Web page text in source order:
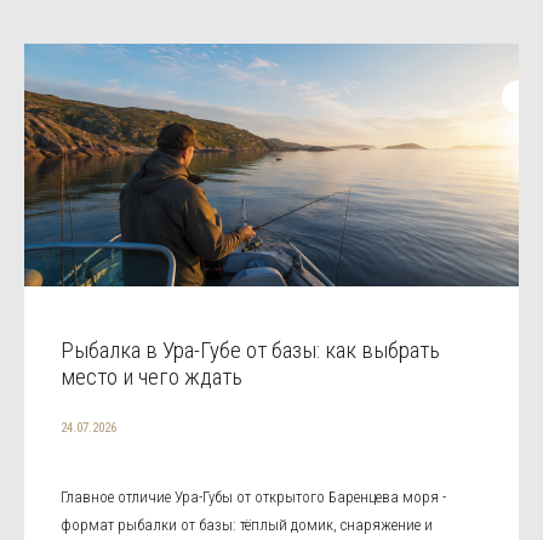
Рыбалка в Ура-Губе от базы: как выбрать
место и чего ждать
24.07.2026
Главное отличие Ура-Губы от открытого Баренцева моря -
формат рыбалки от базы: тёплый домик, снаряжение и